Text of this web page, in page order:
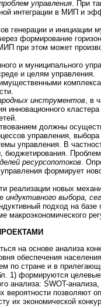
управления. При
интеграции в МИП и
генерации и инициации
формирование
при этом может
и муниципального
и целям управления.
инструментов, в
инновационного
должны
управления,
управления. В
ресурсопотоков.
формирует
реализации новых
индуктивного выбора,
подход на базе
на основе анализа
обеспечения
по стране и в
1) формируются
анализа: SWOT-
вероятности позволяют
их экономической